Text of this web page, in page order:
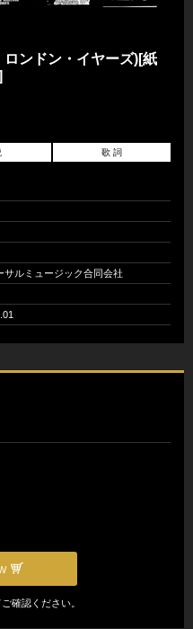
ンドン・イヤーズ)[紙
歌 詞
サルミュージック合同会社
確認ください。